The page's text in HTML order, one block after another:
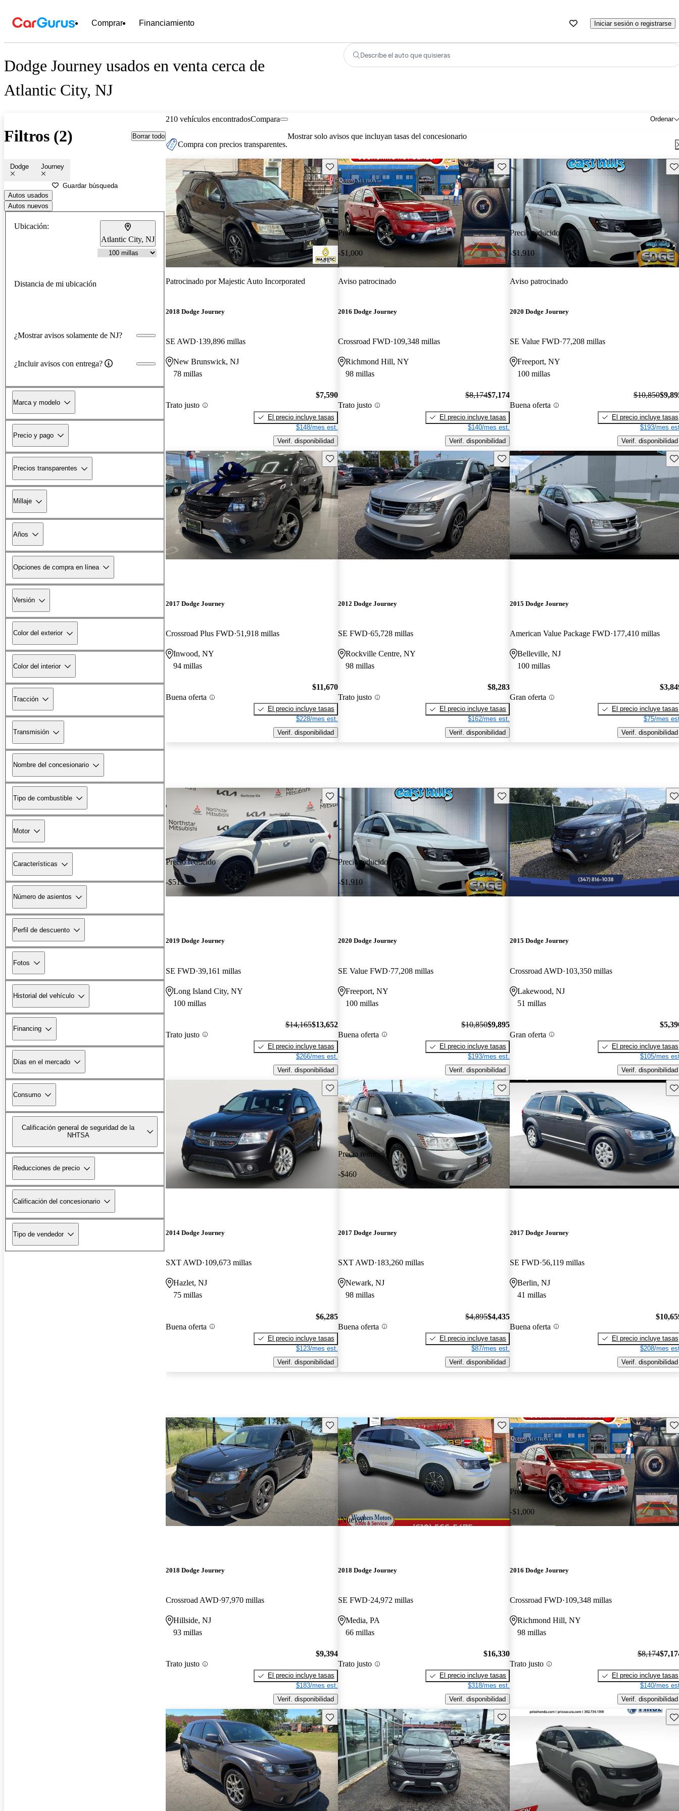
Comprar Financiamiento Iniciar sesión o registrarse
Dodge Journey usados en venta cerca de
Atlantic City, NJ
Describe el auto que quisieras
Filtros (2) Borrar todo
Dodge Journey
Guardar búsqueda
Autos usados
Autos nuevos
Ubicación:
Atlantic City, NJ
Distancia de mi ubicación
¿Mostrar avisos solamente de NJ?
¿Incluir avisos con entrega?
Marca y modelo
Precio y pago
Precios transparentes
Millaje
Años
Opciones de compra en línea
Versión
Color del exterior
Color del interior
Tracción
Transmisión
Nombre del concesionario
Tipo de combustible
Motor
Características
Número de asientos
Perfil de descuento
Fotos
Historial del vehículo
Financing
Días en el mercado
Consumo
Calificación general de seguridad de la
NHTSA
Reducciones de precio
Calificación del concesionario
Tipo de vendedor
210 vehículos encontrados Ordenar
Compara
Compra con precios transparentes.
Mostrar solo avisos que incluyan tasas del concesionario
Guarda este Aviso
Patrocinado porMajestic Auto Incorporated
2018 Dodge Journey
SE AWD 139,896 millas
New Brunswick, NJ
78 millas
Trato justo
$7,590
El precio incluye tasas
$148/mes est.
Verif. disponibilidad
Precio reducido
-$1,000
Guarda este Aviso
Aviso patrocinado
2016 Dodge Journey
Crossroad FWD 109,348 millas
Richmond Hill, NY
98 millas
Trato justo
$8,174$7,174
El precio incluye tasas
$140/mes est.
Verif. disponibilidad
Precio reducido
-$1,910
Aviso patrocinado
2020 Dodge Journey
SE Value FWD 77,208 millas
Freeport, NY
100 millas
Buena oferta
$10,850
El precio incluye tasas
$193/mes
Verif. disponibilidad
Guarda este Aviso
2017 Dodge Journey
Crossroad Plus FWD 51,918 millas
Inwood, NY
94 millas
Buena oferta
$11,670
El precio incluye tasas
$228/mes est.
Verif. disponibilidad
Guarda este Aviso
2012 Dodge Journey
SE FWD 65,728 millas
Rockville Centre, NY
98 millas
Trato justo
$8,283
El precio incluye tasas
$162/mes est.
Verif. disponibilidad
2015 Dodge Journey
American Value Package FWD 177,410 millas
Belleville, NJ
100 millas
Gran oferta
El precio incluye tasas
$75/mes
Verif. disponibilidad
Precio reducido
-$513
Guarda este Aviso
2019 Dodge Journey
SE FWD 39,161 millas
Long Island City, NY
100 millas
Trato justo
$14,165$13,652
El precio incluye tasas
$266/mes est.
Verif. disponibilidad
Precio reducido
-$1,910
Guarda este Aviso
2020 Dodge Journey
SE Value FWD 77,208 millas
Freeport, NY
100 millas
Buena oferta
$10,850$9,895
El precio incluye tasas
$193/mes est.
Verif. disponibilidad
2015 Dodge Journey
Crossroad AWD 103,350 millas
Lakewood, NJ
51 millas
Gran oferta
El precio incluye tasas
$105/mes
Verif. disponibilidad
Guarda este Aviso
2014 Dodge Journey
SXT AWD 109,673 millas
Hazlet, NJ
75 millas
Buena oferta
$6,285
El precio incluye tasas
$123/mes est.
Verif. disponibilidad
Precio reducido
-$460
Guarda este Aviso
2017 Dodge Journey
SXT AWD 183,260 millas
Newark, NJ
98 millas
Buena oferta
$4,895$4,435
El precio incluye tasas
$87/mes est.
Verif. disponibilidad
2017 Dodge Journey
SE FWD 56,119 millas
Berlin, NJ
41 millas
Buena oferta
El precio incluye tasas
$208/mes
Verif. disponibilidad
Guarda este Aviso
2018 Dodge Journey
Crossroad AWD 97,970 millas
Hillside, NJ
93 millas
Trato justo
$9,394
El precio incluye tasas
$183/mes est.
Verif. disponibilidad
¡Nuevo!
Guarda este Aviso
2018 Dodge Journey
SE FWD 24,972 millas
Media, PA
66 millas
Trato justo
$16,330
El precio incluye tasas
$318/mes est.
Verif. disponibilidad
Precio reducido
-$1,000
2016 Dodge Journey
Crossroad FWD 109,348 millas
Richmond Hill, NY
98 millas
Trato justo
$8,174
El precio incluye tasas
$140/mes
Verif. disponibilidad
Guarda este Aviso Guarda este Aviso